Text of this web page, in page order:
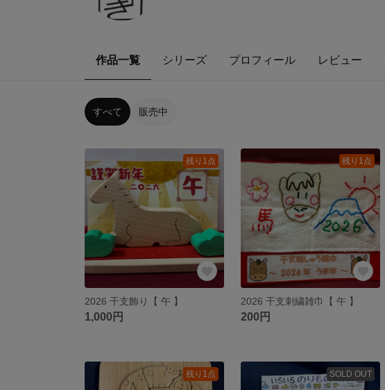
作品一覧 シリーズ プロフィール レビュー
すべて 販売中
残り1点
2026 干支飾り【 午 】
1,000円
残り1点
2026 干支刺繍雑巾【 午 】
200円
残り1点 SOLD OUT